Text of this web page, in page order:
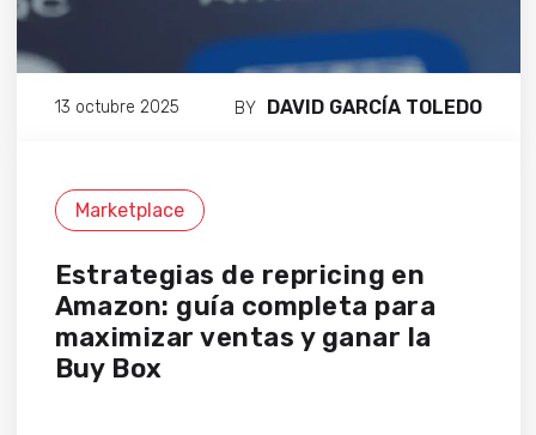
13 octubre 2025 BY DAVID GARCÍA TOLEDO
Marketplace
Estrategias de repricing en
Amazon: guía completa para
maximizar ventas y ganar la
Buy Box